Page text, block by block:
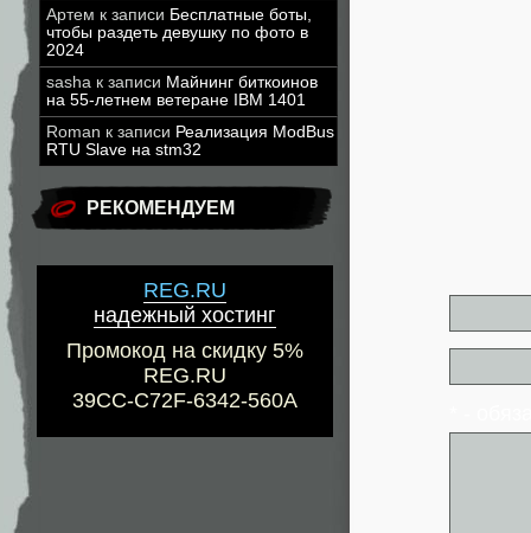
Артем к записи Бесплатные боты,
чтобы раздеть девушку по фото в
2024
sasha к записи Майнинг биткоинов
на 55-летнем ветеране IBM 1401
Roman к записи Реализация ModBus
RTU Slave на stm32
РЕКОМЕНДУЕМ
REG.RU
надежный хостинг
Промокод на скидку 5%
REG.RU
39CC-C72F-6342-560A